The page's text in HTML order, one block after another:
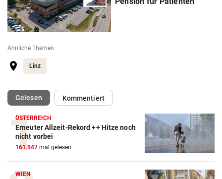
Ähnliche Themen
Linz
Gelesen(ausgewählt)Kommentiert
ÖSTERREICH
Erneuter Allzeit-Rekord ++ Hitze noch
nicht vorbei
161.947 mal gelesen
WIEN